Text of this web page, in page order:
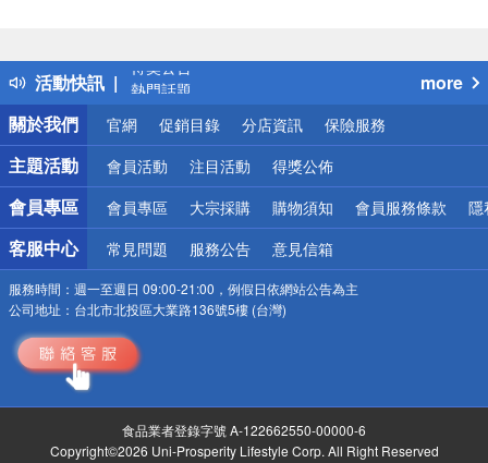
活動快訊
得獎公告
熱門話題
銀行優惠
偏遠地區配送
詐騙網頁！請小心！
more
關於我們
官網 促銷目錄 分店資訊 保險服務
主題活動 會員活動 注目活動 得獎公佈
會員專區 會員專區 大宗採購 購物須知 會員服務條款 隱
客服中心 常見問題 服務公告 意見信箱
服務時間： 週一至週日 09:00-21:00，例假日依網站公告為主
公司地址： 台北市北投區大業路136號5樓 (台灣)
食品業者登錄字號 A-122662550-00000-6
Copyright©2026 Uni-Prosperity Lifestyle Corp. All Right Reserved